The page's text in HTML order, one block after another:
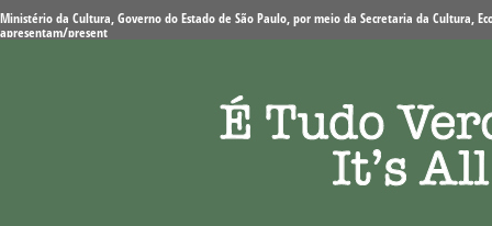
Ministério da Cultura, Governo do Estado de São Paulo, por meio da Secretaria da Cultura,
apresentam/present